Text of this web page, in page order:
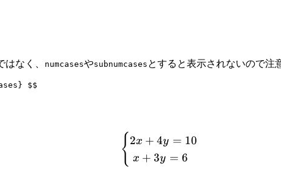
はなく、 numcasesやsubnumcases とすると表示されないので注
$$
\begin{cases} 2x + 4y
{ 2x + 4y = 10
x + 3y = 6